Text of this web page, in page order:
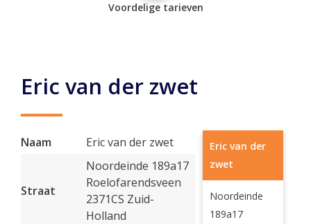
Voordelige tarieven
Eric van der zwet
Naam Eric van der zwet
Straat
Noordeinde 189a17
Roelofarendsveen
2371CS Zuid-
Holland
Eric van der
zwet
Noordeinde
189a17